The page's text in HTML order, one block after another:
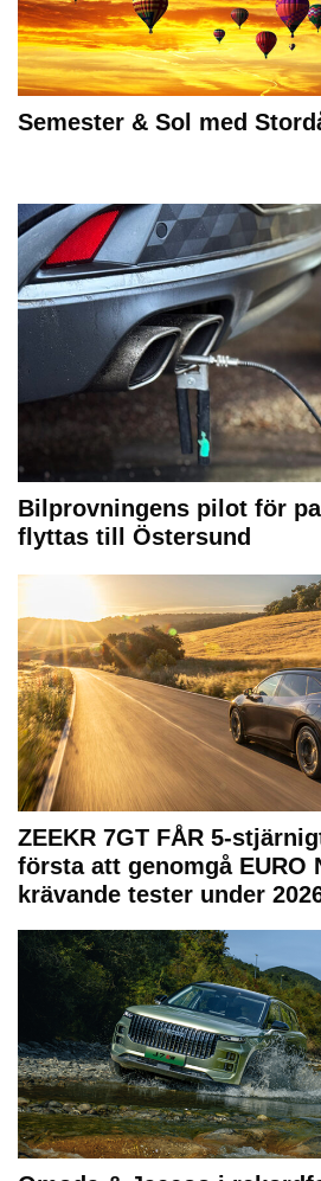
Semester & Sol med
Bilprovningens pilot för
flyttas till Östersund
ZEEKR 7GT FÅR 5-
första att genomgå EURO
krävande tester under